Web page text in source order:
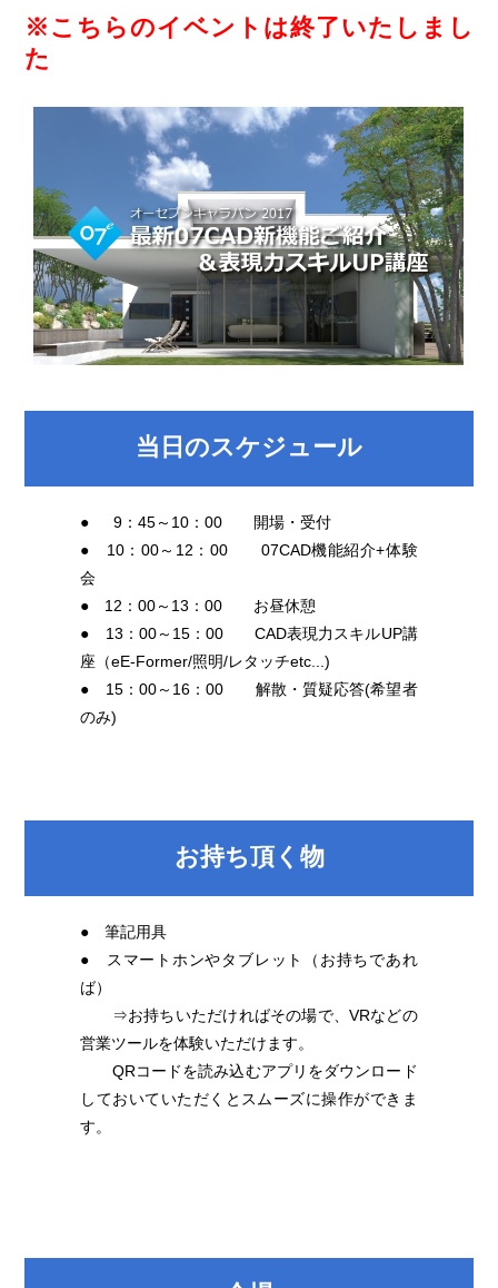
※こちらのイベントは終了いたしまし
た
当日のスケジュール
● 09：45～10：00 開場・受付
● 10：00～12：00 07CAD機能紹介+体験
会
● 12：00～13：00 お昼休憩
● 13：00～15：00 CAD表現力スキルUP講
座（eE-Former/照明/レタッチetc...)
● 15：00～16：00 解散・質疑応答(希望者
のみ)
お持ち頂く物
● 筆記用具
● スマートホンやタブレット（お持ちであれ
ば）
⇒お持ちいただければその場で、VRなどの
営業ツールを体験いただけます。
QRコードを読み込むアプリをダウンロード
しておいていただくとスムーズに操作ができま
す。